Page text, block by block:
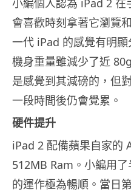
小編個人認為 iPad 2 在
會喜歡時刻拿著它瀏覽
一代 iPad 的感覺有明顯
機身重量雖減少了近
是感覺到其減磅的，但
一段時間後仍會覺累。
硬件提升
iPad 2 配備蘋果自家的
512MB Ram。小編用
的運作極為暢順。當日